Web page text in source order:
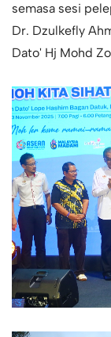
semasa sesi
Dr. Dzulkefly
Dato' Hj Mohd